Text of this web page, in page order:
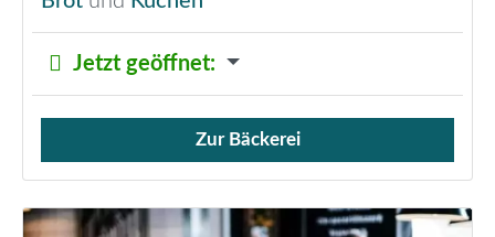
Jetzt geöffnet:
Verkauf von Brötchen,
Zur Bäckerei